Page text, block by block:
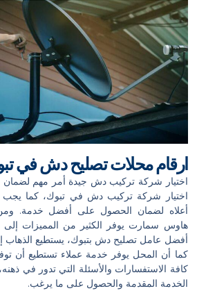
ارقام محلات تصليح دش في
اختيار شركة تركيب دش جيدة أمر مهم
اختيار شركة تركيب دش في تبوك، كما يجب
أعلاه لضمان الحصول على أفضل خدمة.
هاوس سمارت يوفر الكثير من المميزات إلى
أفضل عامل تصليح دش بتبوك، يستطيع الذهاب
كما أن المحل يوفر خدمة عملاء تستطيع أن
كافة الاستفسارات والأسئلة التي تدور في
الخدمة المقدمة والحصول على ما يرغب.